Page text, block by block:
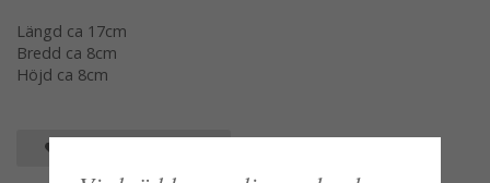
Längd ca 17cm
Bredd ca 8cm
Höjd ca 8cm